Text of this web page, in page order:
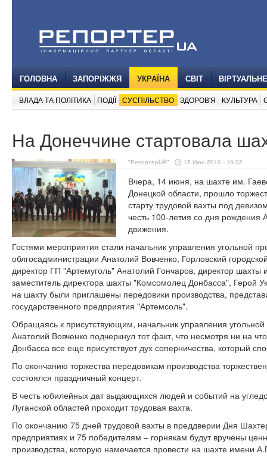
ГОЛОВНА ЗАПОРІЖЖЯ УКРАЇНА СВІТ
ВЛАДА ТА ПОЛІТИКА ПОДІЇ СУСПІЛЬСТВО ЗДОРОВ'Я КУЛЬТУРА
На Донеччине стартовала
"РепортерUA" 15 Июн 2010 - 10:02
Вчера, 14 июня, на шахте им.
Донецкой области, прошло
старту трудовой вахты под
честь 100-летия со дня рождения
движения.
Гостями мероприятия стали начальник управления угольной
облгосадминистрации Анатолий Вовченко, Горловский
директор ГП "Артемуголь" Анатолий Гончаров, директор
заместитель директора шахты "Комсомолец Донбасса", Герой
на шахту были приглашены передовики производства,
государственного предприятия "Артемсоль".
Обращаясь к присутствующим, начальник управления
Анатолий Вовченко подчеркнул тот факт, что несмотря ни на
Донбасса все еще присутствует дух соперничества, который
По окончанию торжества передовикам производства
состоялся праздничный концерт.
В честь юбилейных дат выдающихся людей и событий на
Луганской областей проходит трудовая вахта.
По окончанию 75 дней трудовой вахты в преддверии Дня
предприятиях и 75 победителям – горнякам будут вручены
производства, которую намечается провести на шахте имени